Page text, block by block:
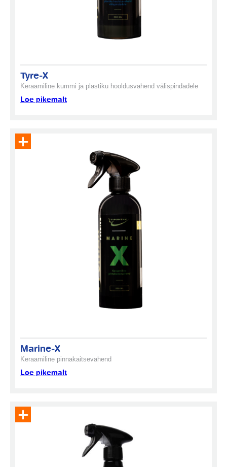
Tyre-X
Keraamiline kummi ja plastiku hooldusvahend välispindadele
Loe pikemalt
Eemalda toode päringukorvist
Marine-X
Keraamiline pinnakaitsevahend
Loe pikemalt
Eemalda toode päringukorvist